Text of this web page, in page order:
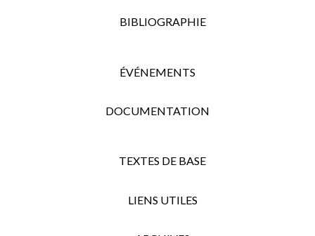
BIBLIOGRAPHIE
ÉVÉNEMENTS
DOCUMENTATION
TEXTES DE BASE
LIENS UTILES